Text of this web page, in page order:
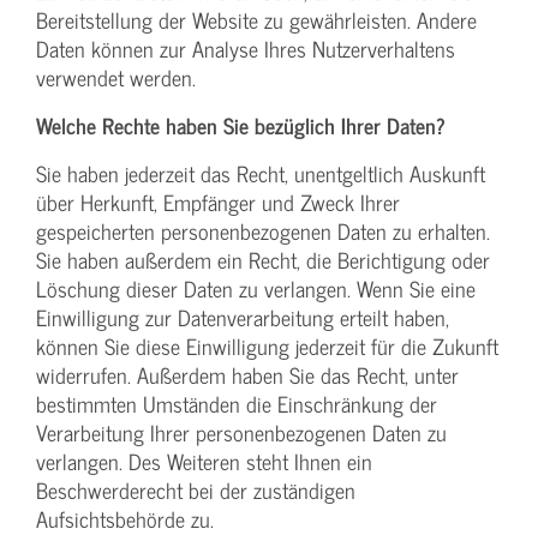
Bereitstellung der Website zu gewährleisten. Andere
Daten können zur Analyse Ihres Nutzerverhaltens
verwendet werden.
Welche Rechte haben Sie bezüglich Ihrer Daten?
Sie haben jederzeit das Recht, unentgeltlich Auskunft
über Herkunft, Empfänger und Zweck Ihrer
gespeicherten personenbezogenen Daten zu erhalten.
Sie haben außerdem ein Recht, die Berichtigung oder
Löschung dieser Daten zu verlangen. Wenn Sie eine
Einwilligung zur Datenverarbeitung erteilt haben,
können Sie diese Einwilligung jederzeit für die Zukunft
widerrufen. Außerdem haben Sie das Recht, unter
bestimmten Umständen die Einschränkung der
Verarbeitung Ihrer personenbezogenen Daten zu
verlangen. Des Weiteren steht Ihnen ein
Beschwerderecht bei der zuständigen
Aufsichtsbehörde zu.